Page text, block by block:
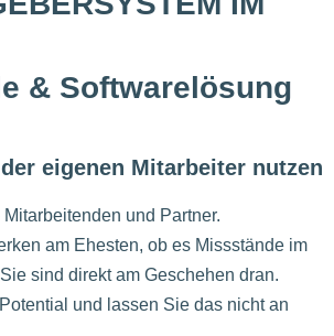
& Softwarelösung
eigenen Mitarbeiter nutzen
und Partner.
am Ehesten, ob es Missstände im
sind direkt am Geschehen dran.
und lassen Sie das nicht an